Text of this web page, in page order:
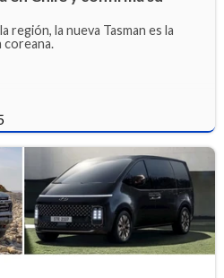
región, la nueva Tasman es la
coreana.